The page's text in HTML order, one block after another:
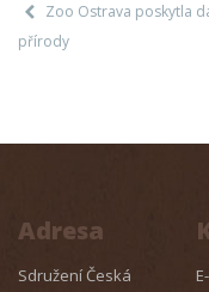
Zoo Ostrava poskytla
přírody
Adresa
Sdružení Česká